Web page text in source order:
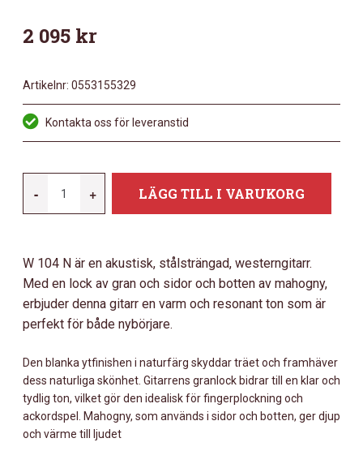
2 095 kr
Artikelnr: 0553155329
Kontakta oss för leveranstid
-
NATUR.
MÄNGD
+ LÄGG TILL I VARUKORG
W 104 N är en akustisk, stålsträngad, westerngitarr.
Med en lock av gran och sidor och botten av mahogny,
erbjuder denna gitarr en varm och resonant ton som är
perfekt för både nybörjare.
Den blanka ytfinishen i naturfärg skyddar träet och framhäver
dess naturliga skönhet. Gitarrens granlock bidrar till en klar och
tydlig ton, vilket gör den idealisk för fingerplockning och
ackordspel. Mahogny, som används i sidor och botten, ger djup
och värme till ljudet